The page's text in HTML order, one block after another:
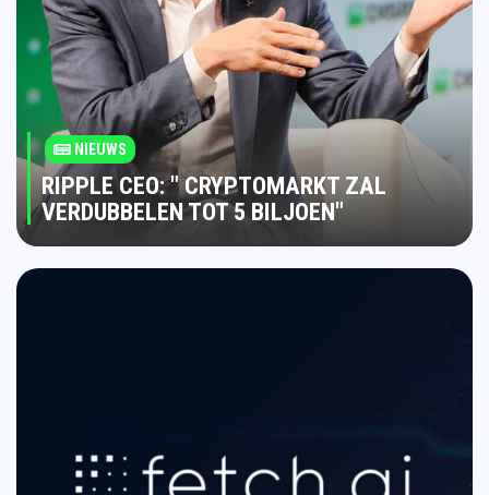
NIEUWS
RIPPLE CEO: " CRYPTOMARKT ZAL
VERDUBBELEN TOT 5 BILJOEN"